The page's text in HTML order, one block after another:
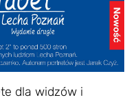
dla widzów i